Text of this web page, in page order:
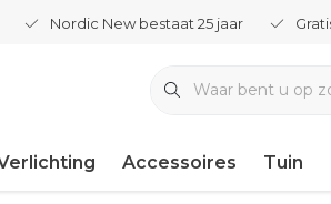
Nordic New bestaat 25 jaar
Accessoires Tuin